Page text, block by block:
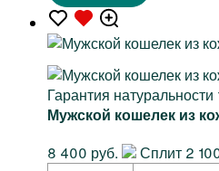
Гарантия натуральности
Мужской кошелек из
8 400 руб.
Сплит 2